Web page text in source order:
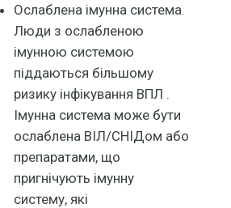
Ослаблена імунна система.
Люди з ослабленою
імунною системою
піддаються більшому
ризику інфікування ВПЛ .
Імунна система може бути
ослаблена ВІЛ/СНІДом або
препаратами, що
пригнічують імунну
систему, які